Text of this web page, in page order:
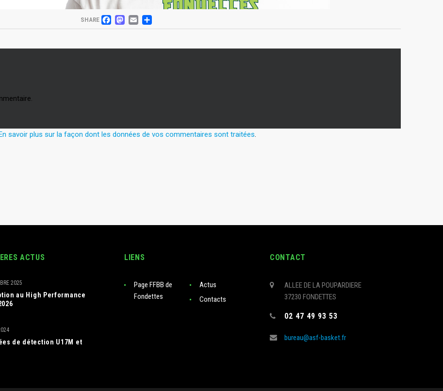
SHARE FACEBOOK
MASTODON
EMAIL
PARTAGER
savoir plus sur la façon dont les données de vos commentaires sont traitées.
ACTUS
au High Performance
2025
de détection U17M et
LIENS
Page FFBB de
Fondettes
Actus
Contacts
CONTACT
ALLEE DE LA POUPARDIERE
37230 FONDETTES
02 47 49 93 53
bureau@asf-basket.fr